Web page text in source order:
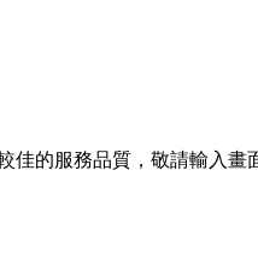
佳的服務品質，敬請輸入畫